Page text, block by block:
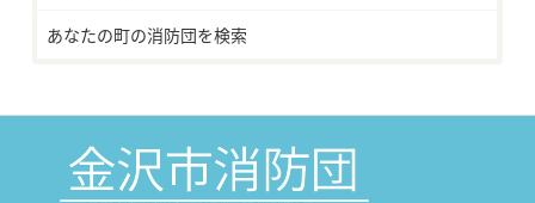
あなたの町の消防団を検索